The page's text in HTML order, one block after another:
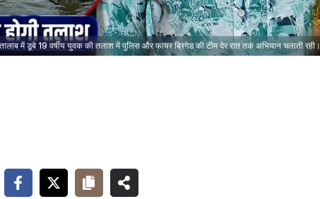
तालाब में डूबे 19 वर्षीय युवक की तलाश में पुलिस और फायर ब्रिगेड की टीम देर रात तक अभियान चलाती रही।